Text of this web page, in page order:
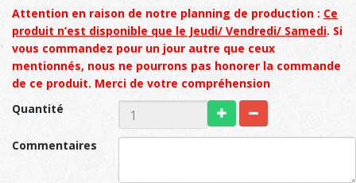
Attention en raison de notre planning de production : Ce
produit n’est disponible que le Jeudi/ Vendredi/ Samedi. Si
vous commandez pour un jour autre que ceux
mentionnés, nous ne pourrons pas honorer la commande
de ce produit. Merci de votre compréhension
Quantité
Commentaires